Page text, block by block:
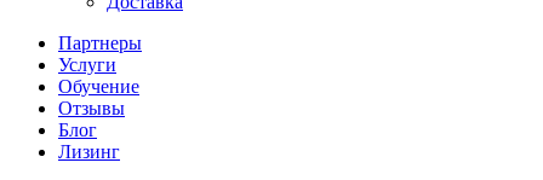
Партнеры
Услуги
Обучение
Отзывы
Блог
Лизинг